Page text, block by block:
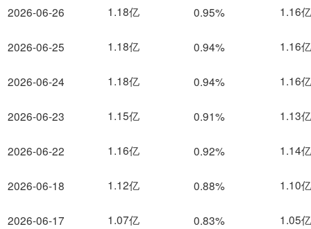
2026-06-26
2026-06-25
2026-06-24
2026-06-23
2026-06-22
2026-06-18
2026-06-17
1.18亿 0.95% 1.16亿
1.18亿 0.94% 1.16亿
1.18亿 0.94% 1.16亿
1.15亿 0.91% 1.13亿
1.16亿 0.92% 1.14亿
1.12亿 0.88% 1.10亿
1.07亿 0.83% 1.05亿